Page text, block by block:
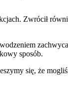
Zwrócił
sposób.
się, że